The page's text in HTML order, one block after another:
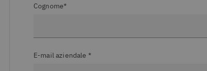
Cognome*
E-mail aziendale *